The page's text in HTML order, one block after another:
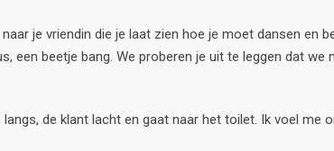
je vriendin die je laat zien hoe je moet dansen en
een beetje bang. We proberen je uit te leggen dat we
de klant lacht en gaat naar het toilet. Ik voel me